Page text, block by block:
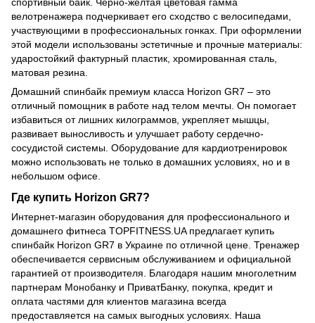
велотренажера подчеркивает его сходство с велосипедами,
участвующими в профессиональных гонках. При оформлении
этой модели использованы эстетичные и прочные материалы:
ударостойкий фактурный пластик, хромированная сталь,
матовая резина.
Домашний спинбайк премиум класса Horizon GR7 – это
отличный помощник в работе над телом мечты. Он помогает
избавиться от лишних килограммов, укрепляет мышцы,
развивает выносливость и улучшает работу сердечно-
сосудистой системы. Оборудование для кардиотренировок
можно использовать не только в домашних условиях, но и в
небольшом офисе.
Где купить Horizon GR7?
Интернет-магазин оборудования для профессионального и
домашнего фитнеса TOPFITNESS.UA предлагает купить
спинбайк Horizon GR7 в Украине по отличной цене. Тренажер
обеспечивается сервисным обслуживанием и официальной
гарантией от производителя. Благодаря нашим многолетним
партнерам Монобанку и ПриватБанку, покупка, кредит и
оплата частями для клиентов магазина всегда
предоставляется на самых выгодных условиях. Наша